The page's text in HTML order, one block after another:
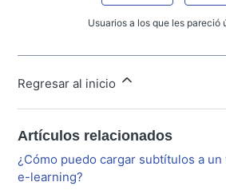
Usuarios a los que les pareció
Regresar al inicio
Artículos relacionados
¿Cómo puedo cargar subtítulos a
e-learning?